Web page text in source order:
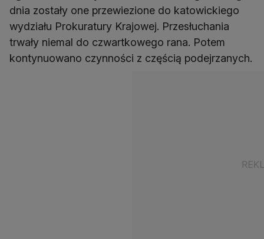
dnia zostały one przewiezione do katowickiego
wydziału Prokuratury Krajowej. Przesłuchania
trwały niemal do czwartkowego rana. Potem
kontynuowano czynności z częścią podejrzanych.